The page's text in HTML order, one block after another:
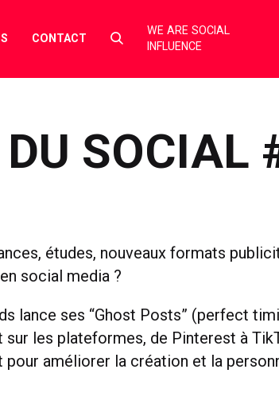
CONTACT
Select
toggle
WE ARE SOCIAL
INFLUENCE
DU SOCIAL
études, nouveaux formats
social media ?
lance ses “Ghost Posts” (perfect
les plateformes, de Pinterest à
pour améliorer la création et la